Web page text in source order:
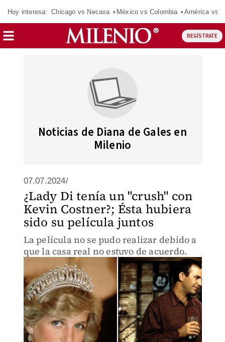
Hoy interesa: Chicago vs Necaxa México vs Colombia América vs
REGÍSTRATE
Noticias de Diana de Gales en
Milenio
07.07.2024/
¿Lady Di tenía un "crush" con
Kevin Costner?; Ésta hubiera
sido su película juntos
La película no se pudo realizar debido a
que la casa real no estuvo de acuerdo.